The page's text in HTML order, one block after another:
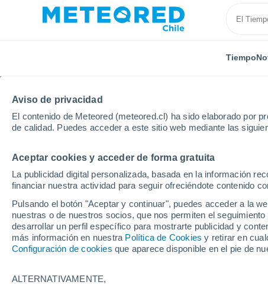
Aviso de privacidad
El contenido de Meteored (meteored.cl) ha sido elaborado por
de calidad. Puedes acceder a este sitio web mediante las
Aceptar cookies y acceder de forma gratuita
La publicidad digital personalizada, basada en la información
financiar nuestra actividad para seguir ofreciéndote contenido
Pulsando el botón "Aceptar y continuar", puedes acceder a la
nuestras o de nuestros socios, que nos permiten el
desarrollar un perfil específico para mostrarte publicidad y
más información en nuestra Política de Cookies y retirar en
Configuración de cookies que aparece disponible en el pie de
ALTERNATIVAMENTE,
Tiempo
Inicio Alemania Turingia Brotterode
Brotterode
26/12/2026